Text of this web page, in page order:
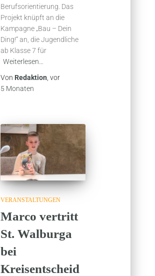
Berufsorientierung. Das
Projekt knüpft an die
Kampagne „Bau – Dein
Ding!“ an, die Jugendliche
ab Klasse 7 für
Weiterlesen…
Von Redaktion , vor
5 Monaten
VERANSTALTUNGEN
Marco vertritt
St. Walburga
bei
Kreisentscheid